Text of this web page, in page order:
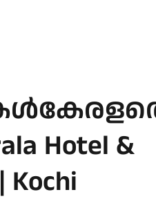
Hotel &
Kochi